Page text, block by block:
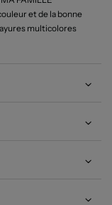
et de la bonne
multicolores
elles sont